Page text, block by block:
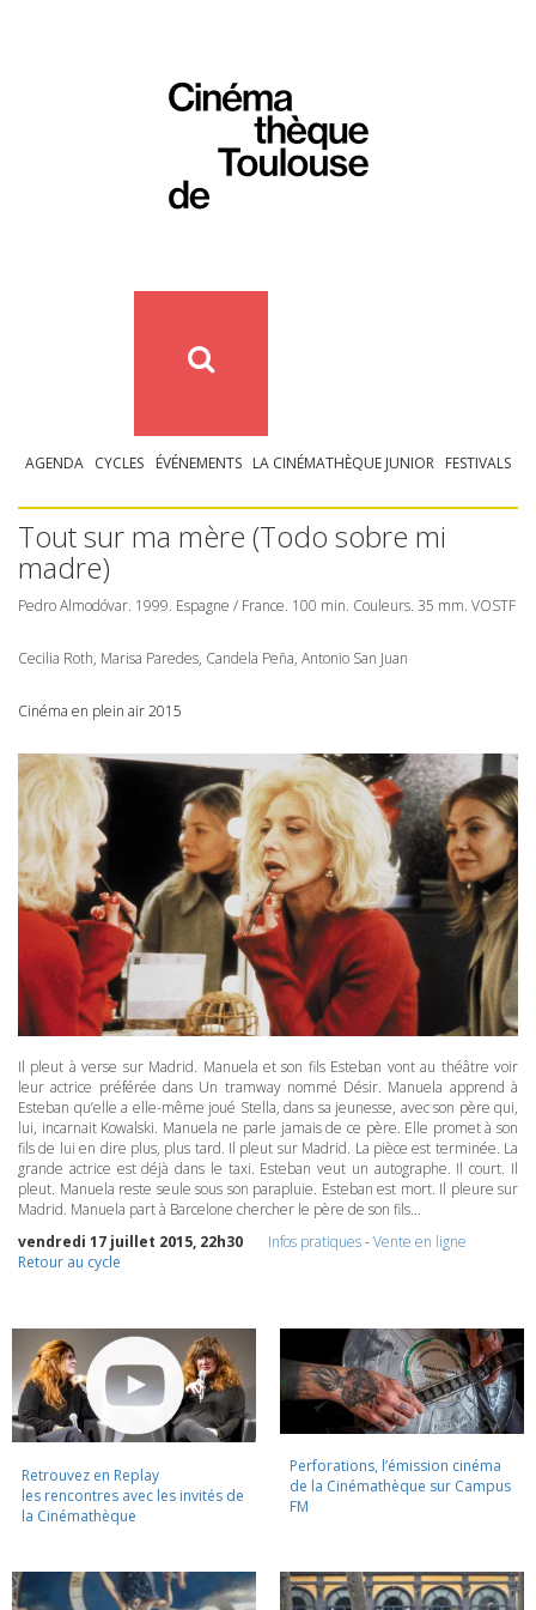
AGENDA CYCLES ÉVÉNEMENTS LA CINÉMATHÈQUE JUNIOR FESTIVALS
Tout sur ma mère (Todo sobre mi
madre)
Pedro Almodóvar. 1999. Espagne / France. 100 min. Couleurs. 35 mm. VOSTF
Cecilia Roth, Marisa Paredes, Candela Peña, Antonio San Juan
Cinéma en plein air 2015
Il pleut à verse sur Madrid. Manuela et son fils Esteban vont au théâtre voir
leur actrice préférée dans Un tramway nommé Désir. Manuela apprend à
Esteban qu’elle a elle-même joué Stella, dans sa jeunesse, avec son père qui,
lui, incarnait Kowalski. Manuela ne parle jamais de ce père. Elle promet à son
fils de lui en dire plus, plus tard. Il pleut sur Madrid. La pièce est terminée. La
grande actrice est déjà dans le taxi. Esteban veut un autographe. Il court. Il
pleut. Manuela reste seule sous son parapluie. Esteban est mort. Il pleure sur
Madrid. Manuela part à Barcelone chercher le père de son fils…
vendredi 17 juillet 2015, 22h30
Infos pratiques-Vente en ligne
Retour au cycle
Retrouvez en Replay
les rencontres avec les invités de
la Cinémathèque
Perforations, l’émission cinéma
de la Cinémathèque sur Campus
FM